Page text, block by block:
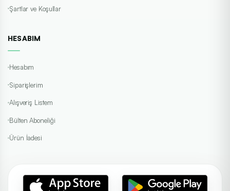
Şartlar ve Koşullar
HESABIM
Hesabım
Siparişlerim
Alışveriş Listem
Bülten Aboneliği
Ürün İadesi